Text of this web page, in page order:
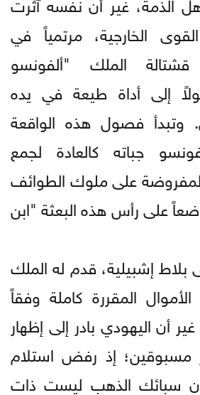
الخارجية، مرتمياً في
الملك "ألفونسو
إلى أداة طيعة في يده
وتبدأ فصول هذه الواقعة
جباته كالعادة لجمع
المفروضة على ملوك الطوائف
على رأس هذه البعثة "ابن
إشبيلية، قدم له الملك
المقررة كاملة وفقاً
أن اليهودي بادر إلى إظهار
إذ رفض استلام
سبائك الذهب ليست ذات